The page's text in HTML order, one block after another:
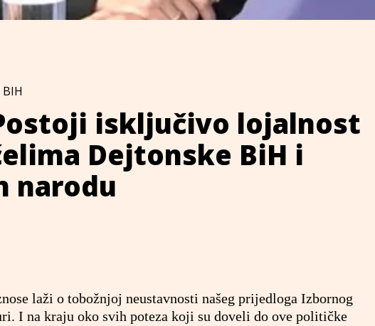
BIH
isključivo lojalnost
Dejtonske BiH i
narodu
laži o tobožnjoj neustavnosti našeg prijedloga Izbornog
I na kraju oko svih poteza koji su doveli do ove političke